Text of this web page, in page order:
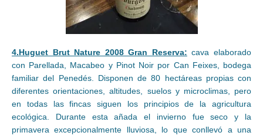
4.Huguet Brut Nature 2008 Gran Reserva: cava elaborado
con Parellada, Macabeo y Pinot Noir por Can Feixes, bodega
familiar del Penedés. Disponen de 80 hectáreas propias con
diferentes orientaciones, altitudes, suelos y microclimas, pero
en todas las fincas siguen los principios de la agricultura
ecológica. Durante esta añada el invierno fue seco y la
primavera excepcionalmente lluviosa, lo que conllevó a una